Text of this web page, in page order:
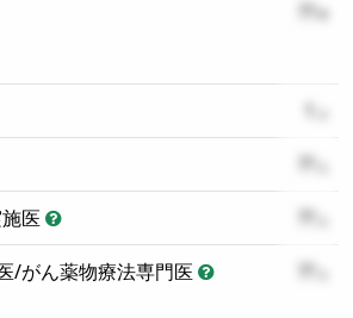
??
??
医 ??
/がん薬物療法専門医 ??